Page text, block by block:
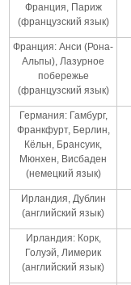
Франция, Париж
(французский язык)
Франция: Анси (Рона-
Альпы), Лазурное
побережье
(французский язык)
Германия: Гамбург,
Франкфурт, Берлин,
Кёльн, Брансуик,
Мюнхен, Висбаден
(немецкий язык)
Ирландия, Дублин
(английский язык)
Ирландия: Корк,
Голуэй, Лимерик
(английский язык)